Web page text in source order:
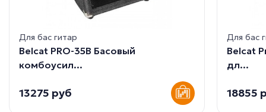
Для бас гитар
Belcat PRO-35B Басовый
комбоусил...
13275 руб
Для бас
Belcat
дл...
18855